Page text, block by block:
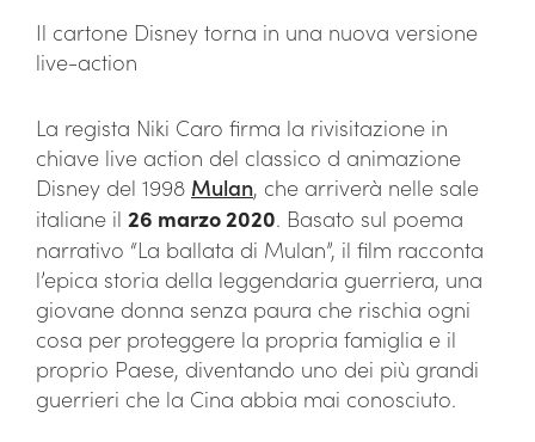
Il cartone Disney torna in una nuova versione
live-action
La regista Niki Caro firma la rivisitazione in
chiave live action del classico d animazione
Disney del 1998 Mulan, che arriverà nelle sale
italiane il 26 marzo 2020. Basato sul poema
narrativo “La ballata di Mulan”, il film racconta
l’epica storia della leggendaria guerriera, una
giovane donna senza paura che rischia ogni
cosa per proteggere la propria famiglia e il
proprio Paese, diventando uno dei più grandi
guerrieri che la Cina abbia mai conosciuto.